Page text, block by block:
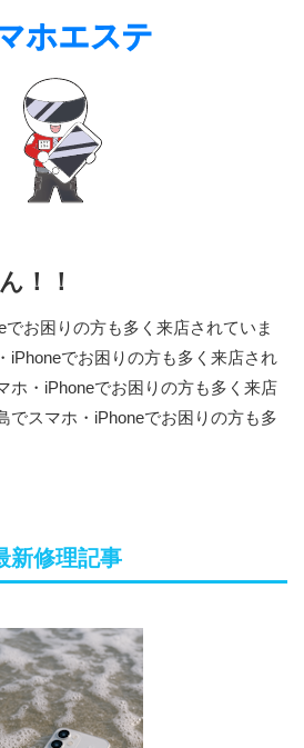
！！
お困りの方も多く来店されていま
iPhoneでお困りの方も多く来店され
ホ・iPhoneでお困りの方も多く来店
でスマホ・iPhoneでお困りの方も多
新修理記事